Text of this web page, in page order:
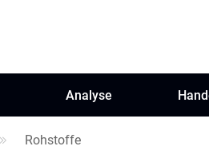
Analyse
Rohstoffe